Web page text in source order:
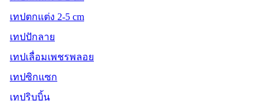
เทปตกแต่ง 2-5 cm
เทปปักลาย
เทปเลื่อมเพชรพลอย
เทปซิกแซก
เทปริบบิ้น